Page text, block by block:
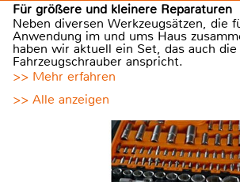
Für größere und kleinere Reparaturen
Neben diversen Werkzeugsätzen, die
Anwendung im und ums Haus
haben wir aktuell ein Set, das auch die
Fahrzeugschrauber anspricht.
>> Mehr erfahren
>> Alle anzeigen